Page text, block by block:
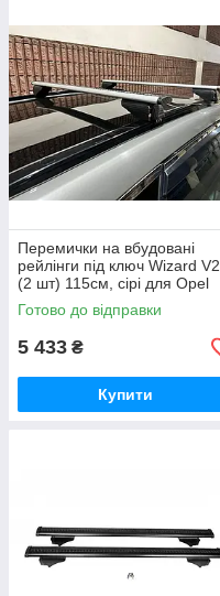
Перемички на вбудовані
рейлінги під ключ Wizard V2
(2 шт) 115см, сірі для Opel
Zafira B 2005-2011 рр
Готово до відправки
5 433 ₴
Купити